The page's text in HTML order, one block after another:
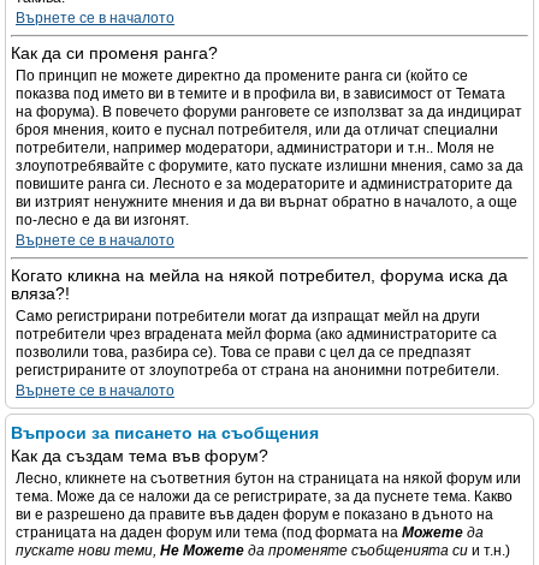
Върнете се в началото
Как да си променя ранга?
По принцип не можете директно да промените ранга си (който се
показва под името ви в темите и в профила ви, в зависимост от Темата
на форума). В повечето форуми ранговете се използват за да индицират
броя мнения, които е пуснал потребителя, или да отличат специални
потребители, например модератори, администратори и т.н.. Моля не
злоупотребявайте с форумите, като пускате излишни мнения, само за да
повишите ранга си. Лесното е за модераторите и администраторите да
ви изтрият ненужните мнения и да ви върнат обратно в началото, а още
по-лесно е да ви изгонят.
Върнете се в началото
Когато кликна на мейла на някой потребител, форума иска да
вляза?!
Само регистрирани потребители могат да изпращат мейл на други
потребители чрез вградената мейл форма (ако администраторите са
позволили това, разбира се). Това се прави с цел да се предпазят
регистрираните от злоупотреба от страна на анонимни потребители.
Върнете се в началото
Въпроси за писането на съобщения
Как да създам тема във форум?
Лесно, кликнете на съответния бутон на страницата на някой форум или
тема. Може да се наложи да се регистрирате, за да пуснете тема. Какво
ви е разрешено да правите във даден форум е показано в дъното на
страницата на даден форум или тема (под формата на Можете да
пускате нови теми, Не Можете да променяте съобщенията си и т.н.)